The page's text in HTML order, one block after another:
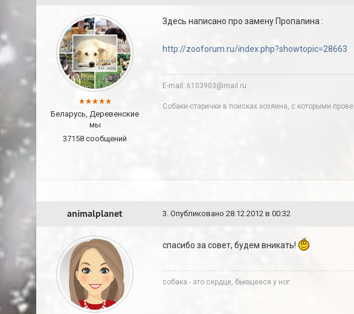
Беларусь, Деревенские
мы
37158 сообщений
Здесь написано про замену Пропалина :
http://zooforum.ru/index.php?showtopic=28663
E-mail: 6103903@mail.ru
Собаки-старички в поисках хозяина, с которыми
animalplanet 3. Опубликовано 28.12.2012 в 00:32
cпасибо за совет, будем вникать!
собака - это сердце, бьющееся у ног